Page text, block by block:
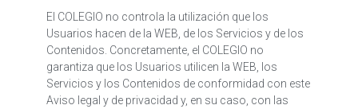
El COLEGIO no controla la utilización que los
Usuarios hacen de la WEB, de los Servicios y de los
Contenidos. Concretamente, el COLEGIO no
garantiza que los Usuarios utilicen la WEB, los
Servicios y los Contenidos de conformidad con este
Aviso legal y de privacidad y, en su caso, con las